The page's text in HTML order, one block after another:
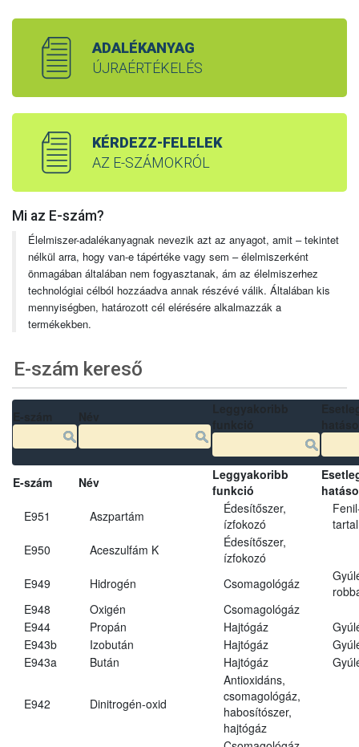
ADALÉKANYAG
ÚJRAÉRTÉKELÉS
KÉRDEZZ-FELELEK
AZ E-SZÁMOKRÓL
Mi az E-szám?
Élelmiszer-adalékanyagnak nevezik azt az anyagot, amit – tekintet
nélkül arra, hogy van-e tápértéke vagy sem – élelmiszerként
önmagában általában nem fogyasztanak, ám az élelmiszerhez
technológiai célból hozzáadva annak részévé válik. Általában kis
mennyiségben, határozott cél elérésére alkalmazzák a
termékekben.
E-szám kereső
E-szám Név
Leggyakoribb
funkció
E951
Aszpartám
Édesítőszer,
ízfokozó
E950
Aceszulfám K
Édesítőszer,
ízfokozó
E949
Hidrogén Csomagológáz
E948
Oxigén
Csomagológáz
E944
Propán Hajtógáz
E943b
Izobután Hajtógáz
E943a
Bután Hajtógáz
E942 Dinitrogén-oxid
Antioxidáns,
csomagológáz,
habosítószer,
hajtógáz